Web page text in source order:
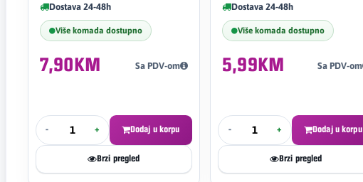
Dostava 24-48h
Više komada dostupno
7,90KM Sa PDV-om
- + Dodaj u korpu
Brzi pregled
Dostava 24-48h
Više komada dostupno
5,99KM Sa PDV-om
- + Dodaj u korpu
Brzi pregled